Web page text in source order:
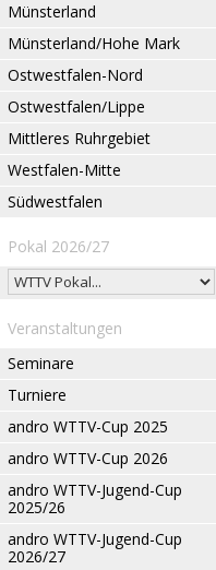
Münsterland
Münsterland/Hohe Mark
Ostwestfalen-Nord
Ostwestfalen/Lippe
Mittleres Ruhrgebiet
Westfalen-Mitte
Südwestfalen
Pokal 2026/27
Veranstaltungen
Seminare
Turniere
andro WTTV-Cup 2025
andro WTTV-Cup 2026
andro WTTV-Jugend-Cup
2025/26
andro WTTV-Jugend-Cup
2026/27